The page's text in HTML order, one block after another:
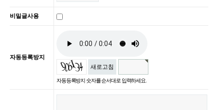
비밀글사용
자동등록방지
새로고침
자동등록방지 숫자를 순서대로 입력하세요.